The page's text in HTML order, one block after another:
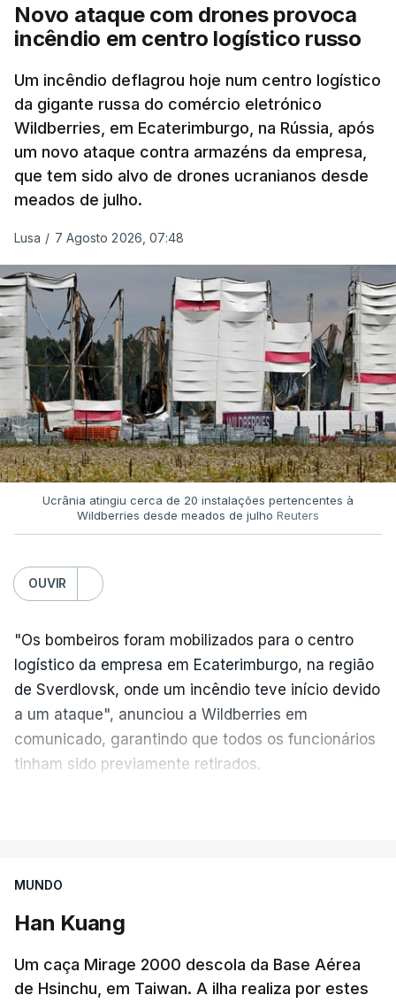
Novo ataque com drones provoca
incêndio em centro logístico russo
Um incêndio deflagrou hoje num centro logístico
da gigante russa do comércio eletrónico
Wildberries, em Ecaterimburgo, na Rússia, após
um novo ataque contra armazéns da empresa,
que tem sido alvo de drones ucranianos desde
meados de julho.
Lusa / 7 Agosto 2026, 07:48
Ucrânia atingiu cerca de 20 instalações pertencentes à
Wildberries desde meados de julho Reuters
OUVIR
"Os bombeiros foram mobilizados para o centro
logístico da empresa em Ecaterimburgo, na região
de Sverdlovsk, onde um incêndio teve início devido
a um ataque", anunciou a Wildberries em
comunicado, garantindo que todos os funcionários
tinham sido previamente retirados.
20 instalações pertencentes à Wildberries --- uma
frequentemente chamada de "Amazon russa" ---
espalhadas por quase toda a Rússia e na Crimeia
MUNDO
Han Kuang
Um caça Mirage 2000 descola da Base Aérea
de Hsinchu, em Taiwan. A ilha realiza por estes